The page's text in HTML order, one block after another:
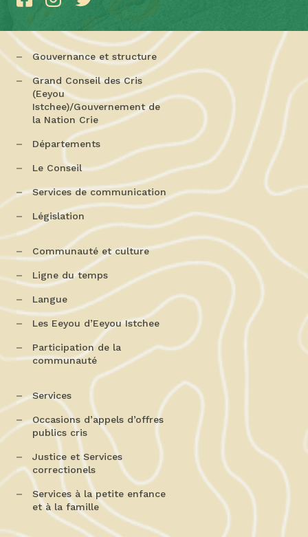
Gouvernance et structure
Grand Conseil des Cris
(Eeyou
Istchee)/Gouvernement de
la Nation Crie
Départements
Le Conseil
Services de communication
Législation
Communauté et culture
Ligne du temps
Langue
Les Eeyou d’Eeyou Istchee
Participation de la
communauté
Services
Occasions d’appels d’offres
publics cris
Justice et Services
correctionels
Services à la petite enfance
et à la famille